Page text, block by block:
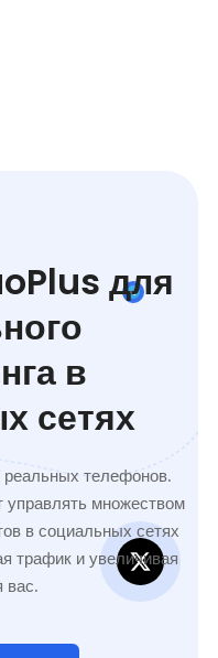
для
в
сетях
реальных телефонов.
множеством
в социальных сетях
трафик и увеличивая
вас.